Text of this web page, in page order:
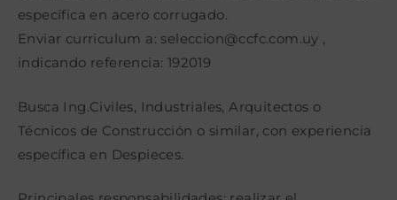
específica en acero corrugado.
Enviar curriculum a: seleccion@ccfc.com.uy ,
indicando referencia: 192019
Busca Ing.Civiles, Industriales, Arquitectos o
Técnicos de Construcción o similar, con experiencia
específica en Despieces.